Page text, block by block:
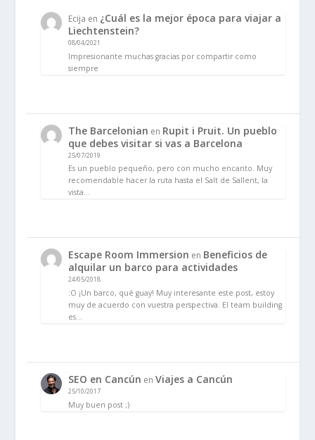
Ecija en ¿Cuál es la mejor época para viajar a
Liechtenstein?
08/04/2021
Impresionante muchas gracias por compartir como
siempre
The Barcelonian en Rupit i Pruit. Un pueblo
que debes visitar si vas a Barcelona
25/07/2019
Es un pueblo pequeño, pero con mucho encanto. Muy
recomendable hacer la ruta hasta el Salt de Sallent, la
vista…
Escape Room Immersion en Beneficios de
alquilar un barco para actividades
24/05/2018
:O ¡Un barco, qué guay! Muy interesante este post, estoy
muy de acuerdo con vuestra perspectiva. El team building
es…
SEO en Cancún enViajes a Cancún
25/10/2017
Muy buen post ;)